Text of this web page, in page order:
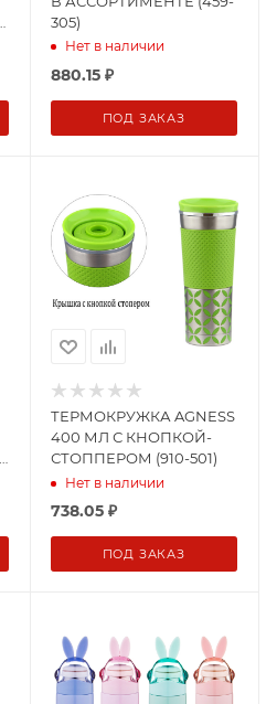
305)
Нет в наличии
880.15₽
ПОД ЗАКАЗ
ТЕРМОКРУЖКА AGNESS
400 МЛ С КНОПКОЙ-
СТОППЕРОМ (910-501)
Нет в наличии
738.05₽
ПОД ЗАКАЗ